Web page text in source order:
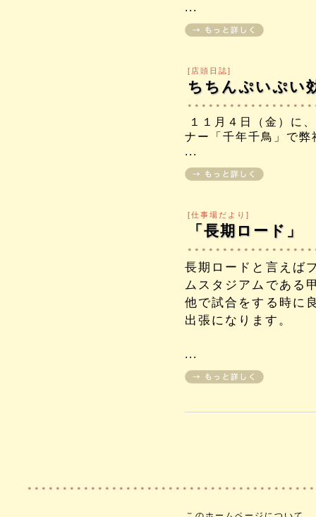
...
[店頭日誌]
ちちんぷいぷい
１１月４日（金）に
ナー「千年千鳥」で弊
...
[仕事場だより]
「長期ロード」
長期ロードと言えば
ムスタジアムである
他で試合をする時に
出張になります。
...